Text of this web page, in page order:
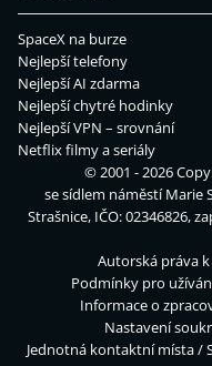
SpaceX na burze
Nejlepší telefony
Nejlepší AI zdarma
Nejlepší chytré hodinky
Nejlepší VPN – srovnání
Netflix filmy a seriály
© 2001 - 2026
se sídlem náměstí Marie
Strašnice, IČO: 02346826,
Autorská práva
Podmínky pro
Informace o
Nastavení
Jednotná kontaktní místa /